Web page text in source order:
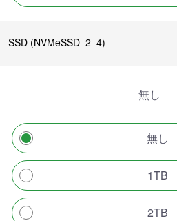
SSD (NVMeSSD_2_4)
無し
無し
1TB
2TB